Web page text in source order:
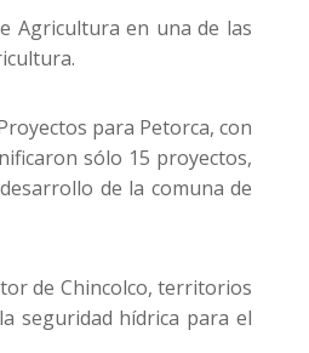
Agricultura en una de las
para Petorca, con
sólo 15 proyectos,
de la comuna de
de Chincolco, territorios
seguridad hídrica para el